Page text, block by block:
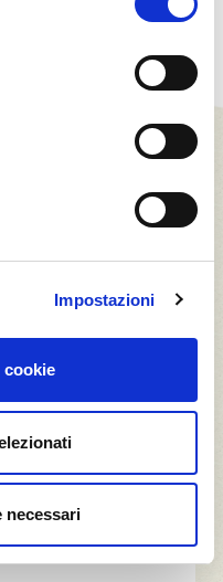
Impostazioni
necessari
Knorr
20
Valencia